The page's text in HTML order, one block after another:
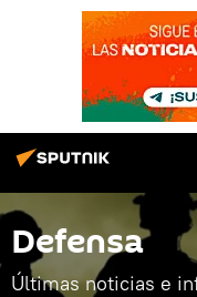
Defensa
Últimas noticias e